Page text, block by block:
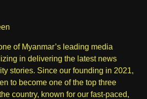
of Myanmar’s leading media
in delivering the latest news
stories. Since our founding in 2021,
to become one of the top three
country, known for our fast-paced,